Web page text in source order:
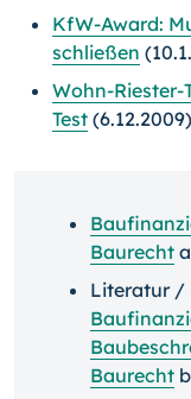
KfW-Award:
schließen
Wohn-Riester-
Test (6.12.2009)
Baurecht
Literatur /
Baurecht